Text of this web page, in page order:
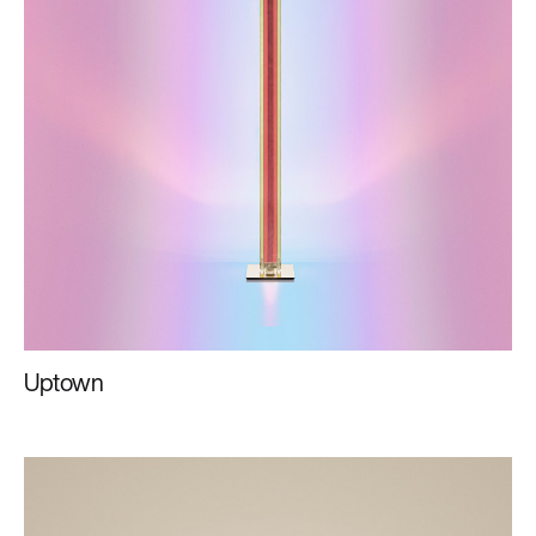
Uptown